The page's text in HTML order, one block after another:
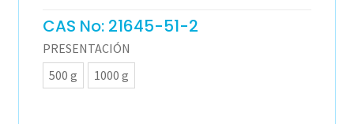
CAS No: 21645-51-2
PRESENTACIÓN
500 g
1000 g